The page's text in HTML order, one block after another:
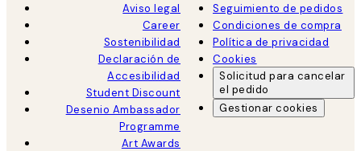
Aviso legal
Career
Sostenibilidad
Declaración de
Accesibilidad
Student Discount
Desenio Ambassador
Programme
Art Awards
Seguimiento de pedidos
Condiciones de compra
Política de privacidad
Cookies
Solicitud para cancelar
el pedido
Gestionar cookies